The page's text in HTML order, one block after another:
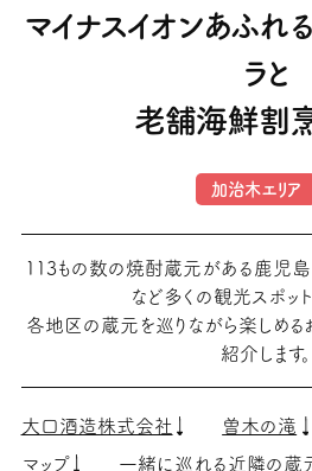
マイナスイオンあふれ
ラと
老舗海鮮割
加治木エリア
113もの数の焼酎蔵元がある鹿児島
など多くの観光スポット
各地区の蔵元を巡りながら楽しめる
紹介します。
大口酒造株式会社 曽木の滝
マップ
一緒に巡れる近隣の蔵